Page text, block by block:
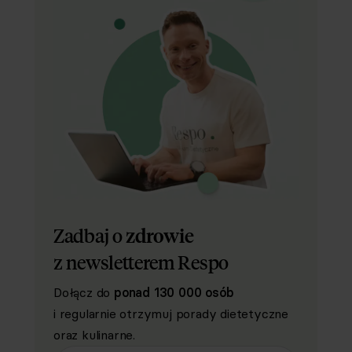
Zadbaj ozdrowie
z newsletterem Respo
Dołącz do ponad 130 000 osób
i regularnie otrzymuj porady dietetyczne
oraz kulinarne.